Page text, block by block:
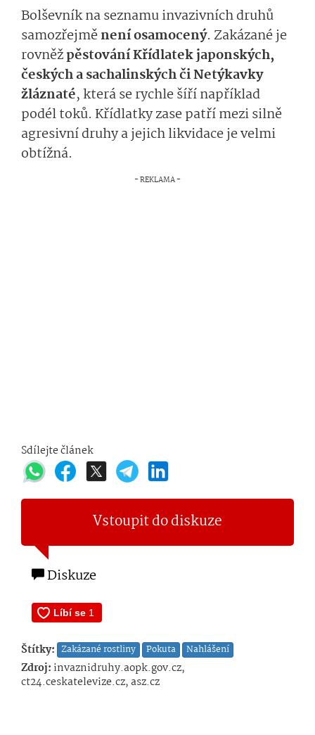
Bolševník na seznamu invazivních druhů
samozřejměnení osamocený. Zakázané je
rovněžpěstování Křídlatek japonských,
českých a sachalinských či Netýkavky
žláznaté, která se rychle šíří například
podél toků. Křídlatky zase patří mezi silně
agresivní druhy a jejich likvidace je velmi
obtížná.
Sdílejte článek
Vstoupit do diskuze
Diskuze
Štítky: Zakázané rostliny Pokuta Nahlášení
Zdroj: invaznidruhy.aopk.gov.cz,
ct24.ceskatelevize.cz, asz.cz